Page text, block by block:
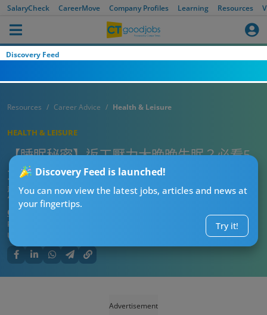
SalaryCheck CareerMove Company Profiles Learning Resources
Discovery Feed
Discovery Feed is launched!
You can now view the latest jobs, articles and news at
your fingertips.
Try it!
Resources Career Advice Health & Leisure
HEALTH & LEISURE
【睡眠秘密】返工壓力大晚晚失眠？必看5
大隱藏助眠神物！呢款水果竟是天然鎮靜
劑？
CTgoodjobs’ Editor
Published:
Updated:
Advertisement